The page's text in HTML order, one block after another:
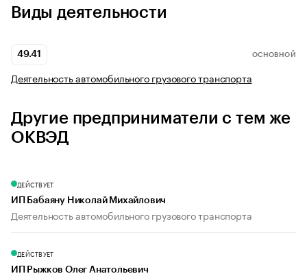
Виды деятельности
49.41 ОСНОВНОЙ
Деятельность автомобильного грузового транспорта
Другие предприниматели с тем же
ОКВЭД
ДЕЙСТВУЕТ
ИП Бабаяну Николай Михайлович
Деятельность автомобильного грузового транспорта
ДЕЙСТВУЕТ
ИП Рыжков Олег Анатольевич